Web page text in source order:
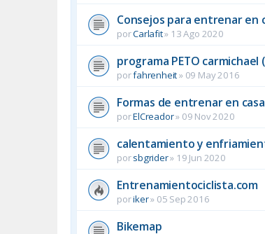
Consejos para entrenar en
porCarlafit» 13 Ago 2020
programa PETO
porfahrenheit» 09 May 2016
Formas de entrenar en casa
porElCreador» 09 Nov 2020
calentamiento y
porsbgrider» 19 Jun 2020
Entrenamientociclista.com
poriker» 05 Sep 2016
Bikemap